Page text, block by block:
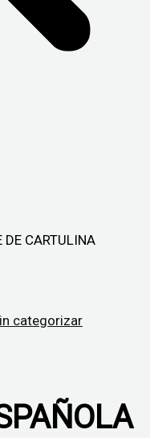
DE CARTULINA
categorizar